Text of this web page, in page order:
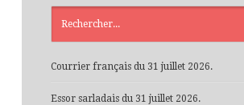
Courrier français du 31 juillet 2026.
Essor sarladais du 31 juillet 2026.